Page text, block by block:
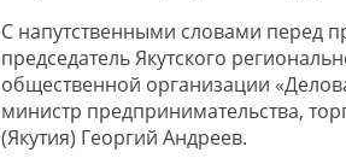
С напутственными словами перед
председатель Якутского
общественной организации
министр предпринимательства,
(Якутия) Георгий Андреев.